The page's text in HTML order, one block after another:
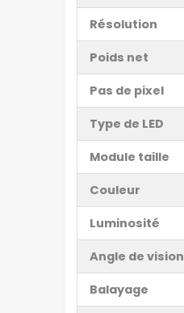
Résolution
Poids net
Pas de pixel
Type de LED
Module taille
Couleur
Luminosité
Angle de vision
Balayage